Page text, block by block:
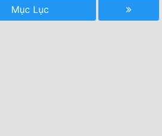
Mục Lục